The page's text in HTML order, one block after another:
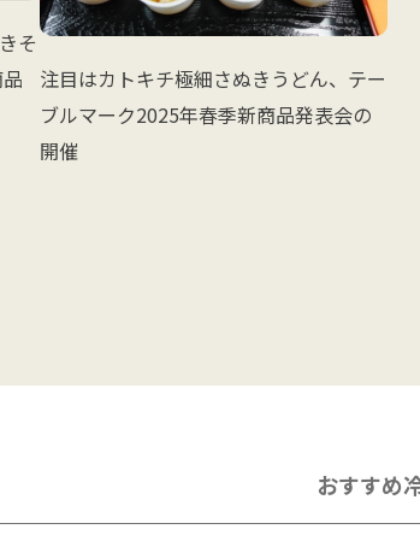
そ
注目はカトキチ極細さぬきうどん、テー
ブルマーク2025年春季新商品発表会の
開催
おすすめ